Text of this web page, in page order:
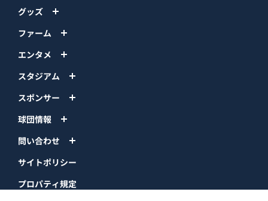
グッズ
ファーム
エンタメ
スタジアム
スポンサー
球団情報
問い合わせ
サイトポリシー
プロパティ規定